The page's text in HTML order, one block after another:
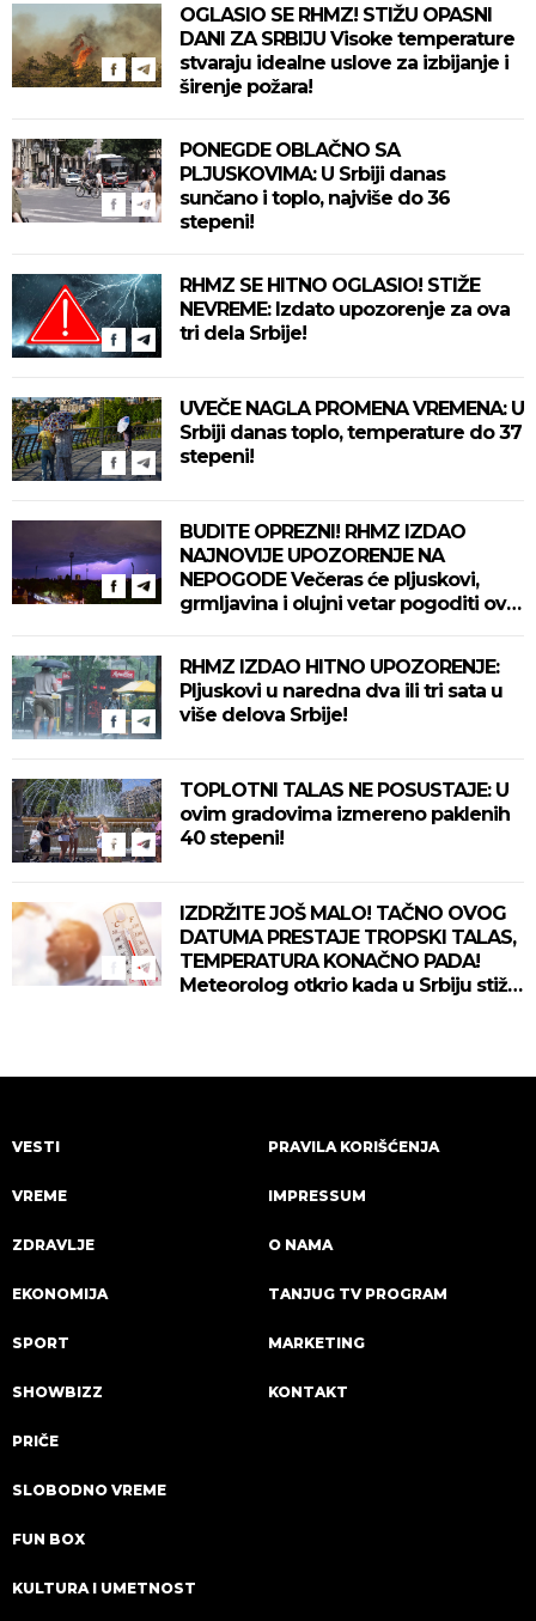
OGLASIO SE RHMZ! STIŽU OPASNI
DANI ZA SRBIJU Visoke temperature
stvaraju idealne uslove za izbijanje i
širenje požara!
PONEGDE OBLAČNO SA
PLJUSKOVIMA: U Srbiji danas
sunčano i toplo, najviše do 36
stepeni!
RHMZ SE HITNO OGLASIO! STIŽE
NEVREME: Izdato upozorenje za ova
tri dela Srbije!
UVEČE NAGLA PROMENA VREMENA: U
Srbiji danas toplo, temperature do 37
stepeni!
BUDITE OPREZNI! RHMZ IZDAO
NAJNOVIJE UPOZORENJE NA
NEPOGODE Večeras će pljuskovi,
grmljavina i olujni vetar pogoditi ove
RHMZ IZDAO HITNO UPOZORENJE:
Pljuskovi u naredna dva ili tri sata u
više delova Srbije!
TOPLOTNI TALAS NE POSUSTAJE: U
ovim gradovima izmereno paklenih
40 stepeni!
IZDRŽITE JOŠ MALO! TAČNO OVOG
DATUMA PRESTAJE TROPSKI TALAS,
TEMPERATURA KONAČNO PADA!
Meteorolog otkrio kada u Srbiju stiže
VESTI
VREME
ZDRAVLJE
EKONOMIJA
SPORT
SHOWBIZZ
PRIČE
SLOBODNO VREME
FUN BOX
KULTURA I UMETNOST
PRAVILA KORIŠĆENJA
IMPRESSUM
O NAMA
TANJUG TV PROGRAM
MARKETING
KONTAKT